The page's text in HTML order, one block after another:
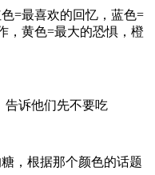
=最喜欢的回忆，蓝色=
，黄色=最大的恐惧，橙
告诉他们先不要吃
，根据那个颜色的话题